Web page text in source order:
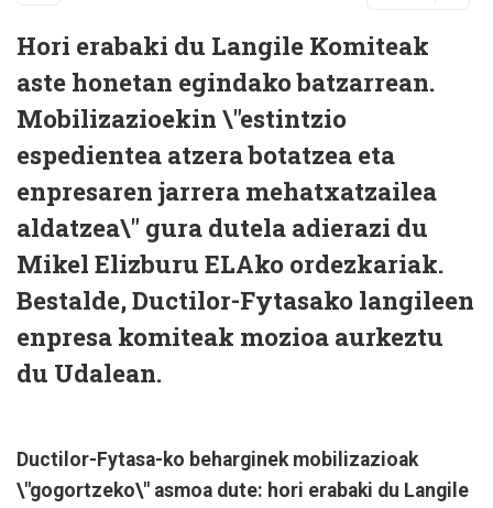
Hori erabaki du Langile Komiteak
aste honetan egindako batzarrean.
Mobilizazioekin \"estintzio
espedientea atzera botatzea eta
enpresaren jarrera mehatxatzailea
aldatzea\" gura dutela adierazi du
Mikel Elizburu ELAko ordezkariak.
Bestalde, Ductilor-Fytasako langileen
enpresa komiteak mozioa aurkeztu
du Udalean.
Ductilor-Fytasa-ko beharginek mobilizazioak
\"gogortzeko\" asmoa dute: hori erabaki du Langile